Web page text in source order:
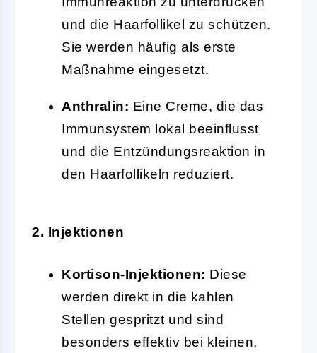
und die Haarfollikel zu schützen.
Sie werden häufig als erste
Maßnahme eingesetzt.
Anthralin: Eine Creme, die das
Immunsystem lokal beeinflusst
und die Entzündungsreaktion in
den Haarfollikeln reduziert.
2. Injektionen
Kortison-Injektionen: Diese
werden direkt in die kahlen
Stellen gespritzt und sind
besonders effektiv bei kleinen,